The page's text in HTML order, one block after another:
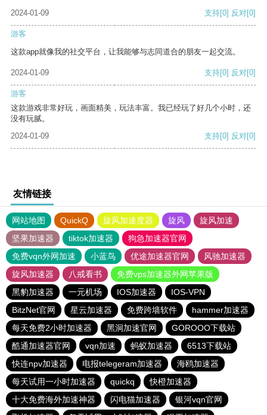
2024-01-09 支持[0] 反对[0]
游客
这款app就像我的社交平台，让我能够与志同道合的朋友一起交流。
2024-01-09 支持[0] 反对[0]
游客
这款游戏非常好玩，画面精美，玩法丰富。我已经玩了好几个小时，还
没有玩腻。
2024-01-09
支持[0] 反对[0]
友情链接
网站地图 QuickQ 旋风加速度器 旋风
旋风加速
坚果加速器
tiktok加速器
狗急加速器官网
免费vqn外网加速
小蓝鸟 优途加速器官网
风驰加速器
旋风加速器
八戒看书
免费vps加速器外网苹果版
黑豹加速器
一元机场 IOS加速器
IOS-VPN
BitzNet官网
星云加速器 免费跨墙软件
hammer加速器
每天免费2小时加速器
黑洞加速官网
GOROOO下载站
酷通加速器官网
vqn加速 蚂蚁加速器
6513下载站
快连npv加速器
电报telegeram加速器
海鸥加速器
每天试用一小时加速器
quickq
快橙加速器
十大免费海外加速神器
闪电猫加速器
银河vqn官网